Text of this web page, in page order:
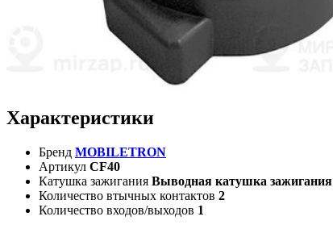
Характеристики
Бренд MOBILETRON
Артикул CF40
Катушка зажигания Выводная катушка зажигания
Количество втычных контактов 2
Количество входов/выходов 1